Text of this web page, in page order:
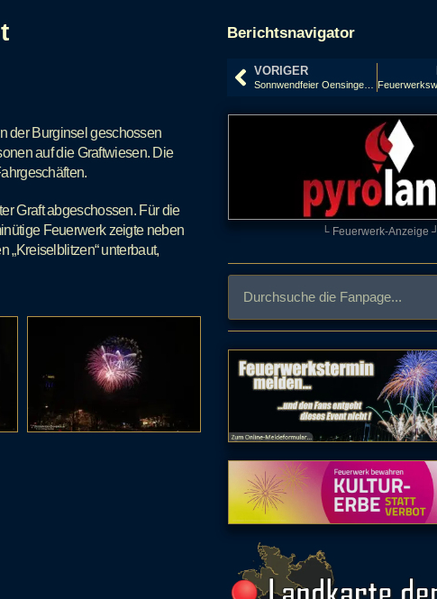
Berichtsnavigator
VORIGER
Sonnwendfeier Oensingen 2015, Schweiz
der Burginsel geschossen
auf die Graftwiesen. Die
Graft abgeschossen. Für die
Feuerwerk zeigte neben
„Kreiselblitzen“ unterbaut,
└ Feuerwerk-Anzeige ┘